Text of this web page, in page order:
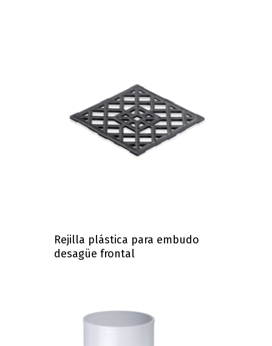
Rejilla plástica para embudo
desagüe frontal